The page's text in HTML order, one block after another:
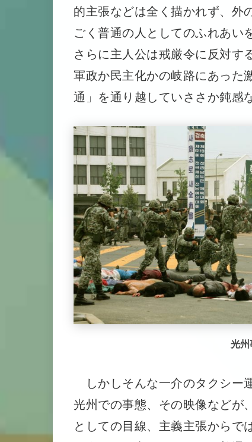
的主張などは全く描かれず、外
ごく普通の人としてのふれあい
さらに主人公は戒厳令に反対す
軍政か民主化かの岐路にあった
通」を通り越していささか鈍感
光
しかしそんな一介のタクシー
光州での事態、その映像などが
としての目線、主義主張からで